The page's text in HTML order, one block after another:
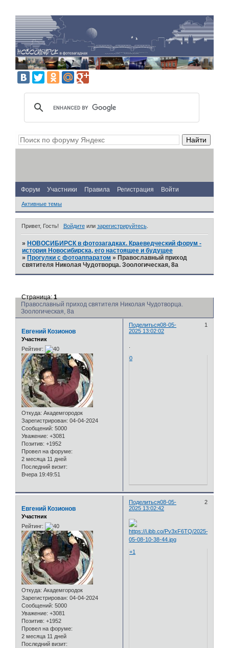
Форум Участники Правила Регистрация Войти
Активные темы
Привет, Гость! Войдитеили зарегистрируйтесь.
» НОВОСИБИРСК в фотозагадках. Краеведческий форум -
история Новосибирска, его настоящее и будущее
» Прогулки с фотоаппаратом » Православный приход
святителя Николая Чудотворца. Зоологическая, 8а
Православный приход святителя Николая Чудотворца.
Зоологическая, 8а
Страница:1
Поделиться 1
08-05-
2025 13:02:02
Евгений Козионов
Участник
Рейтинг:
Откуда: Академгородок
Зарегистрирован: 04-04-2024
Сообщений: 5000
Уважение: +3081
Позитив: +1952
Провел на форуме:
2 месяца 11 дней
Последний визит:
Вчера 19:49:51
0
Поделиться 2
08-05-
2025 13:02:42
Евгений Козионов
Участник
Рейтинг:
Откуда: Академгородок
Зарегистрирован: 04-04-2024
Сообщений: 5000
Уважение: +3081
Позитив: +1952
Провел на форуме:
2 месяца 11 дней
Последний визит:
+1